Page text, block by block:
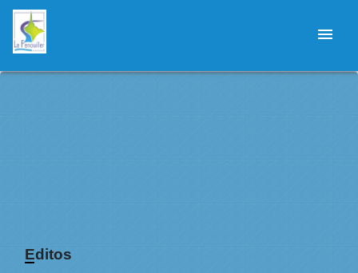
menu
Editos